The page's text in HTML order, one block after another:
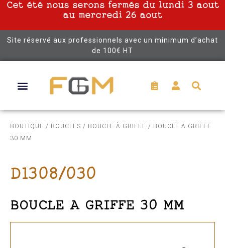
Cet été nous serons fermés du lundi 3 aout
au mercredi 26 aout
Site réservé aux professionnels avec un minimum d’achat
de 100€ HT
BOUTIQUE / BOUCLES / BOUCLE À GRIFFE / BOUCLE A GRIFFE
30 MM
D1308/030
BOUCLE A GRIFFE 30 MM